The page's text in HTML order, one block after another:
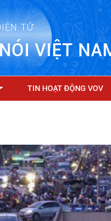
TỬ
VIỆT
TIN HOẠT ĐỘNG VOV